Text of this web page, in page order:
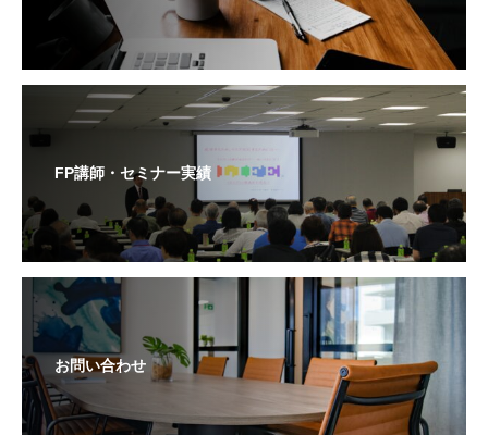
FP講師・セミナー実績
お問い合わせ